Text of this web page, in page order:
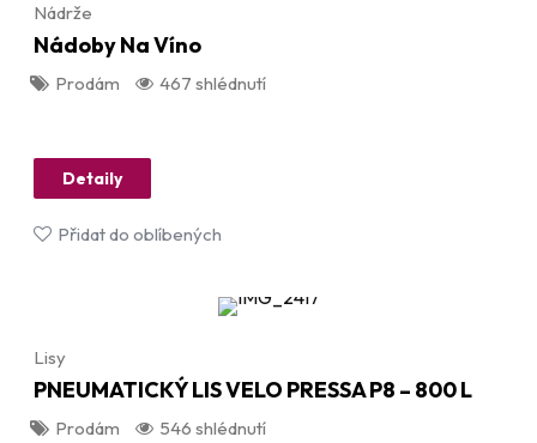
Nádrže
Nádoby Na Víno
Prodám 467 shlédnutí
Detaily
Přidat do oblíbených
Lisy
PNEUMATICKÝ LIS VELO PRESSA P8 – 800 L
Prodám 546 shlédnutí